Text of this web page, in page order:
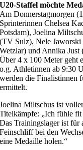
U20-Staffel möchte
Am Donnerstagmorgen
Sprinterinnen Chelsea
Potsdam), Joelina
(TV Sulz), Nele
Wetzlar) und Annika
Über 4 x 100 Meter geht
o.g. Athletinnen ab 9:30
werden die Finalistinnen
ermittelt.
Joelina Miltschus ist
Titelkämpfe: „Ich fühle fit
Das Trainingslager ist für
Feinschliff bei den
eine Medaille holen.“